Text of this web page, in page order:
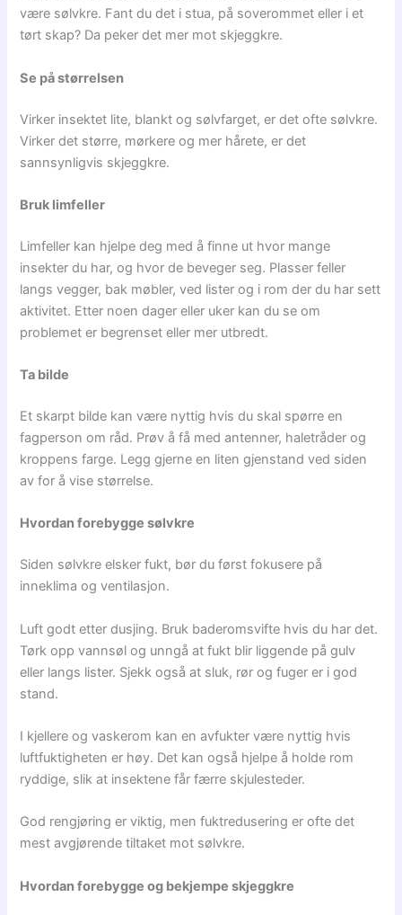
være sølvkre. Fant du det i stua, på soverommet eller i et
tørt skap? Da peker det mer mot skjeggkre.
Se på størrelsen
Virker insektet lite, blankt og sølvfarget, er det ofte sølvkre.
Virker det større, mørkere og mer hårete, er det
sannsynligvis skjeggkre.
Bruk limfeller
Limfeller kan hjelpe deg med å finne ut hvor mange
insekter du har, og hvor de beveger seg. Plasser feller
langs vegger, bak møbler, ved lister og i rom der du har sett
aktivitet. Etter noen dager eller uker kan du se om
problemet er begrenset eller mer utbredt.
Ta bilde
Et skarpt bilde kan være nyttig hvis du skal spørre en
fagperson om råd. Prøv å få med antenner, haletråder og
kroppens farge. Legg gjerne en liten gjenstand ved siden
av for å vise størrelse.
Hvordan forebygge sølvkre
Siden sølvkre elsker fukt, bør du først fokusere på
inneklima og ventilasjon.
Luft godt etter dusjing. Bruk baderomsvifte hvis du har det.
Tørk opp vannsøl og unngå at fukt blir liggende på gulv
eller langs lister. Sjekk også at sluk, rør og fuger er i god
stand.
I kjellere og vaskerom kan en avfukter være nyttig hvis
luftfuktigheten er høy. Det kan også hjelpe å holde rom
ryddige, slik at insektene får færre skjulesteder.
God rengjøring er viktig, men fuktredusering er ofte det
mest avgjørende tiltaket mot sølvkre.
Hvordan forebygge og bekjempe skjeggkre